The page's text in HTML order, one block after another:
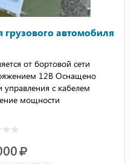
автомобиля
от бортовой сети
12В Оснащено
с кабелем
мощности